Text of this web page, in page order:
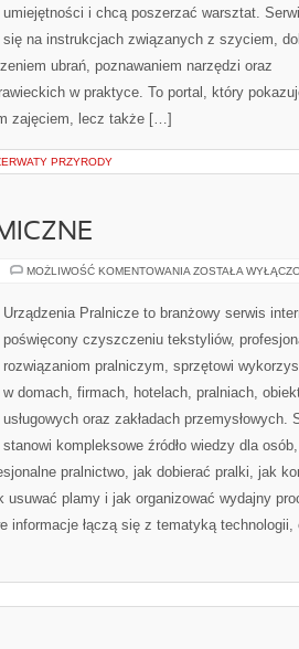
umiejętności i chcą poszerzać warsztat.
się na instrukcjach związanych z szyciem,
ubrań, poznawaniem narzędzi oraz
w praktyce. To portal, który
zajęciem, lecz także […]
PRZYRODY
MOŻLIWOŚĆ KOMENTOWANIA CZYSZCZENIE
ZOSTAŁA
Urządzenia Pralnicze to branżowy serwis
poświęcony czyszczeniu tekstyliów,
rozwiązaniom pralniczym, sprzętowi
w domach, firmach, hotelach, pralniach,
usługowych oraz zakładach przemysłowych.
stanowi kompleksowe źródło wiedzy dla
pralnictwo, jak dobierać pralki, jak
plamy i jak organizować wydajny
informacje łączą się z tematyką technologii,